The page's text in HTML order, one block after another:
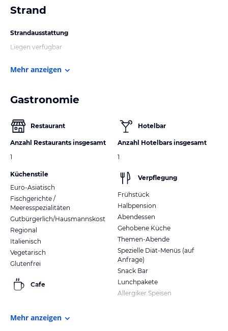
Strand
Strandausstattung
Liegen verfügbar
Mehr anzeigen
Gastronomie
Restaurant
Anzahl Restaurants insgesamt
1
Küchenstile
Euro-Asiatisch
Fischgerichte /
Meeresspezialitäten
Gutbürgerlich/Hausmannskost
Regional
Italienisch
Vegetarisch
Glutenfrei
Cafe
Hotelbar
Anzahl Hotelbars insgesamt
1
Verpflegung
Frühstück
Halbpension
Abendessen
Gehobene Küche
Themen-Abende
Spezielle Diät-Menüs (auf
Anfrage)
Snack Bar
Lunchpakete
Allergiker Speisen
Mehr anzeigen